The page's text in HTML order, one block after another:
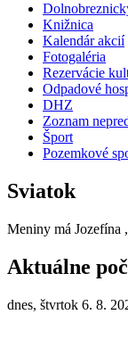
Knižnica
Kalendár akcií
Fotogaléria
Rezervácie
Odpadové
DHZ
Zoznam
Šport
Pozemkové
Sviatok
Meniny má Jozefína
Aktuálne
dnes, štvrtok 6. 8.